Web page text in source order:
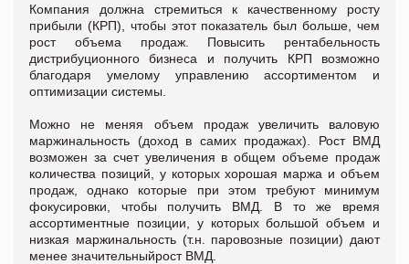
Компания должна стремиться к качественному росту
прибыли (КРП), чтобы этот показатель был больше, чем
рост объема продаж. Повысить рентабельность
дистрибуционного бизнеса и получить КРП возможно
благодаря умелому управлению ассортиментом и
оптимизации системы.
Можно не меняя объем продаж увеличить валовую
маржинальность (доход в самих продажах). Рост ВМД
возможен за счет увеличения в общем объеме продаж
количества позиций, у которых хорошая маржа и объем
продаж, однако которые при этом требуют минимум
фокусировки, чтобы получить ВМД. В то же время
ассортиментные позиции, у которых большой объем и
низкая маржинальность (т.н. паровозные позиции) дают
менее значительныйрост ВМД.